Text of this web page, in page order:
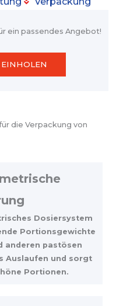
ein passendes Angebot!
die Verpackung von
Dosiersystem
Portionsgewichte
anderen pastösen
Auslaufen und sorgt
Portionen.